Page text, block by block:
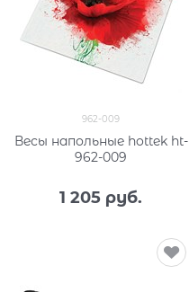
962-009
Весы напольные hottek ht-
962-009
1 205 руб.